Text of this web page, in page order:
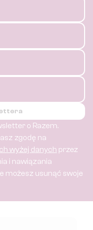
o Razem.
zgodę na
wyżej danych przez
i nawiązania
możesz usunąć swoje